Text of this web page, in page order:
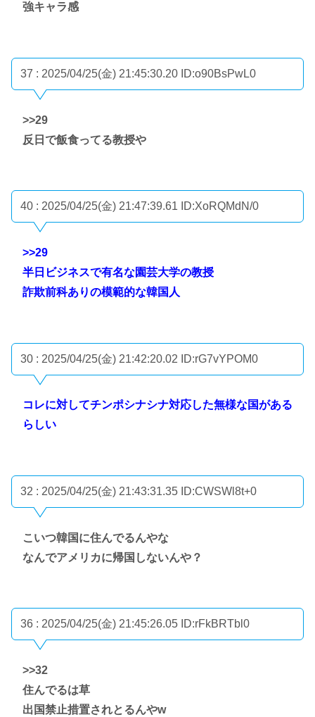
強キャラ感
37 : 2025/04/25(金) 21:45:30.20 ID:o90BsPwL0
>>29
反日で飯食ってる教授や
40 : 2025/04/25(金) 21:47:39.61 ID:XoRQMdN/0
>>29
半日ビジネスで有名な園芸大学の教授
詐欺前科ありの模範的な韓国人
30 : 2025/04/25(金) 21:42:20.02 ID:rG7vYPOM0
コレに対してチンポシナシナ対応した無様な国がある
らしい
32 : 2025/04/25(金) 21:43:31.35 ID:CWSWl8t+0
こいつ韓国に住んでるんやな
なんでアメリカに帰国しないんや？
36 : 2025/04/25(金) 21:45:26.05 ID:rFkBRTbl0
>>32
住んでるは草
出国禁止措置されとるんやw